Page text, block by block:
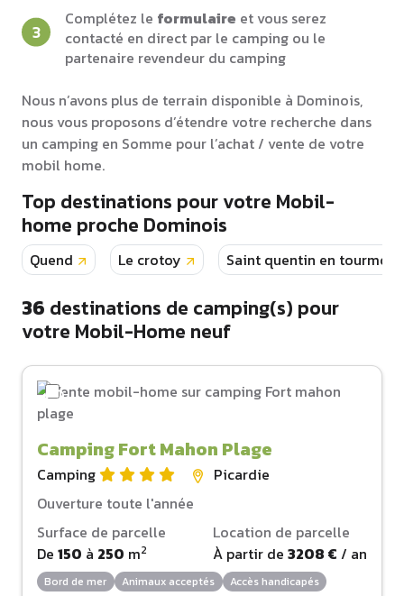
Complétez le formulaire et vous serez
contacté en direct par le camping ou le
partenaire revendeur du camping
Nous n’avons plus de terrain disponible à Dominois,
nous vous proposons d’étendre votre recherche dans
un camping en Somme pour l’achat / vente de votre
mobil home.
Top destinations pour votre Mobil-
home proche Dominois
Quend Le crotoy Saint quentin en tourmont
36 destinations de camping(s) pour
votre Mobil-Home neuf
Camping Fort Mahon Plage
Camping
Picardie
Ouverture toute l'année
Surface de parcelle
De 150 à 250 m2
Location de parcelle
À partir de 3208 € / an
Bord de mer Animaux acceptés Accès handicapés